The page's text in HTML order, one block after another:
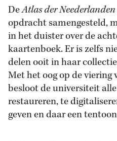
DeAtlas der Neederlanden
opdracht samengesteld,
in het duister over de
kaartenboek. Er is zelfs
delen ooit in haar
Met het oog op de
besloot de universiteit
restaureren, te
geven en daar een